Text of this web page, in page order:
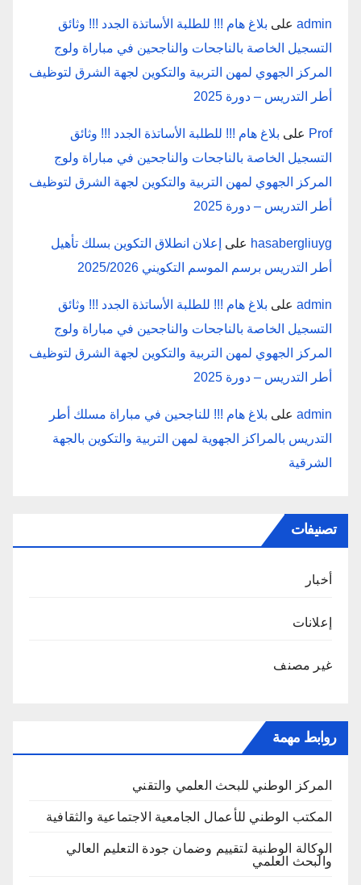
admin على بلاغ هام !!! للطلبة الأساتذة الجدد !!! وثائق
التسجيل الخاصة بالناجحات والناجحين في مباراة ولوج
المركز الجهوي لمهن التربية والتكوين لجهة الشرق لتوظيف
أطر التدريس – دورة 2025
Prof على بلاغ هام !!! للطلبة الأساتذة الجدد !!! وثائق
التسجيل الخاصة بالناجحات والناجحين في مباراة ولوج
المركز الجهوي لمهن التربية والتكوين لجهة الشرق لتوظيف
أطر التدريس – دورة 2025
hasabergliuyg على
إعلان انطلاق التكوين بسلك تأهيل
أطر التدريس برسم الموسم التكويني 2025/2026
admin على بلاغ هام !!! للطلبة الأساتذة الجدد !!! وثائق
التسجيل الخاصة بالناجحات والناجحين في مباراة ولوج
المركز الجهوي لمهن التربية والتكوين لجهة الشرق لتوظيف
أطر التدريس – دورة 2025
admin على بلاغ هام !!! للناجحين في مباراة مسلك أطر
التدريس بالمراكز الجهوية لمهن التربية والتكوين بالجهة
الشرقية
تصنيفات
أخبار
إعلانات
غير مصنف
روابط مهمة
المركز الوطني للبحث العلمي والتقني
المكتب الوطني للأعمال الجامعية الاجتماعية والثقافية
الوكالة الوطنية لتقييم وضمان جودة التعليم العالي
والبحث العلمي